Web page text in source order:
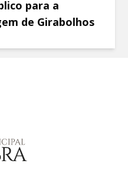
para a
de Girabolhos